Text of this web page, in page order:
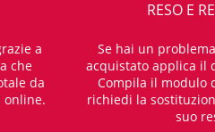
a
che
da
RESO E
Se hai un
acquistato applica il
Compila il modulo
richiedi la
suo